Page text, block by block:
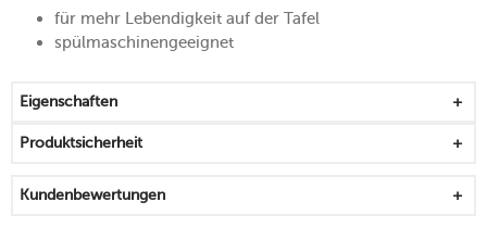
für mehr Lebendigkeit auf der Tafel
spülmaschinengeeignet
Eigenschaften
Produktsicherheit
Kundenbewertungen